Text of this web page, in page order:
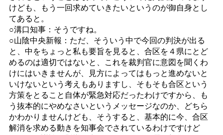
けども、もう一回求めていきたいというのが御自身とし
てあると。
○溝口知事：そうですね。
○山陰中央新報：ただ、そういう中で今回の判決が出る
と、中をちょっと私も要旨を見ると、合区を４県にとど
めるのは適切ではないと、これを裁判官に意図を聞くわ
けにはいきませんが、見方によってはもっと進めないと
いけないという考えもありますし、そもそも合区という
方策をとること自体が緊急対応だったわけですから、も
う抜本的にやめなさいというメッセージなのか、どちら
かわかりませんけども、そうすると、基本的に今、合区
解消を求める動きを知事会でされているわけですけど